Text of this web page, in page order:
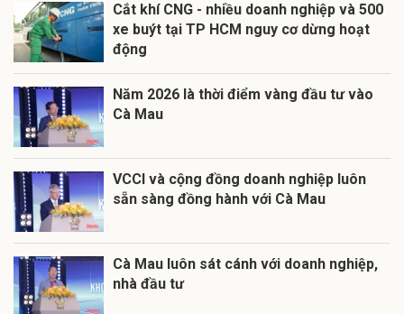
Cắt khí CNG - nhiều doanh nghiệp và 500
xe buýt tại TP HCM nguy cơ dừng hoạt
động
Năm 2026 là thời điểm vàng đầu tư vào
Cà Mau
VCCI và cộng đồng doanh nghiệp luôn
sẵn sàng đồng hành với Cà Mau
Cà Mau luôn sát cánh với doanh nghiệp,
nhà đầu tư